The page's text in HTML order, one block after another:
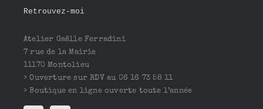
Retrouvez-moi
Atelier Gaëlle Ferradini
7 rue de la Mairie
11170 Montolieu
> Ouverture sur RDV au 06 16 73 58 11
> Boutique en ligne ouverte toute l’année